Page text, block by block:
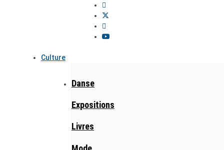
Culture
Danse
Expositions
Livres